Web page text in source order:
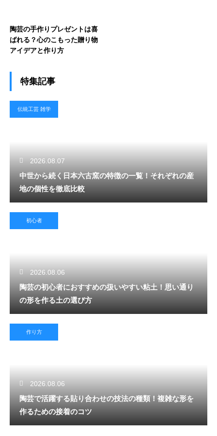
陶芸の手作りプレゼントは喜
ばれる？心のこもった贈り物
アイデアと作り方
特集記事
伝統工芸 雑学
2026.08.07
中世から続く日本六古窯の特徴の一覧！それぞれの産
地の個性を徹底比較
初心者
2026.08.06
陶芸の初心者におすすめの扱いやすい粘土！思い通り
の形を作る土の選び方
作り方
2026.08.06
陶芸で活躍する貼り合わせの技法の種類！複雑な形を
作るための接着のコツ